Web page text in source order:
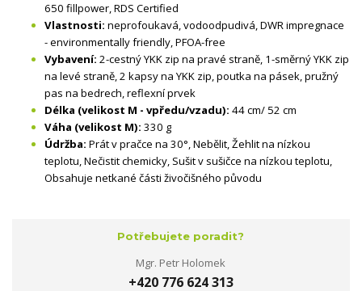
650 fillpower, RDS Certified
Vlastnosti: neprofoukavá, vodoodpudivá, DWR impregnace
- environmentally friendly, PFOA-free
Vybavení: 2-cestný YKK zip na pravé straně, 1-směrný YKK zip
na levé straně, 2 kapsy na YKK zip, poutka na pásek, pružný
pas na bedrech, reflexní prvek
Délka (velikost M - vpředu/vzadu): 44 cm/ 52 cm
Váha (velikost M): 330 g
Údržba: Prát v pračce na 30°, Nebělit, Žehlit na nízkou
teplotu, Nečistit chemicky, Sušit v sušičce na nízkou teplotu,
Obsahuje netkané části živočišného původu
Potřebujete poradit?
Mgr. Petr Holomek
+420 776 624 313